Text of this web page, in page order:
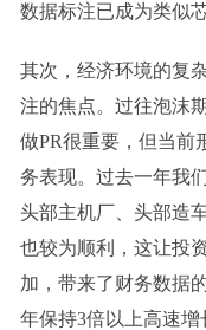
数据标注已成为类似
其次，经济环境的复
注的焦点。过往泡沫
做PR很重要，但当前
务表现。过去一年我
头部主机厂、头部造
也较为顺利，这让投
加，带来了财务数据
年保持3倍以上高速增